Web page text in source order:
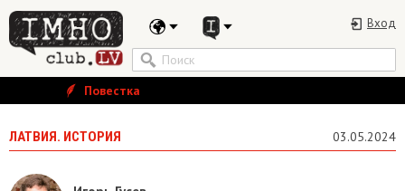
Вход
Повестка
ЛАТВИЯ. ИСТОРИЯ 03.05.2024